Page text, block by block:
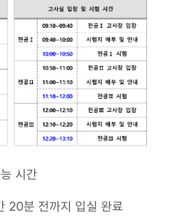
시간
20분 전까지 입실 완료